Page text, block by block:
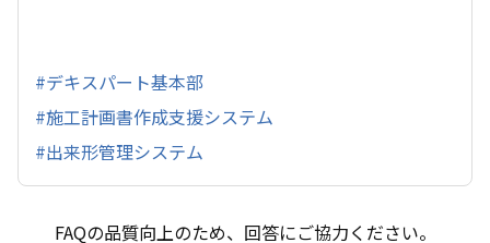
#デキスパート基本部
#施工計画書作成支援システム
#出来形管理システム